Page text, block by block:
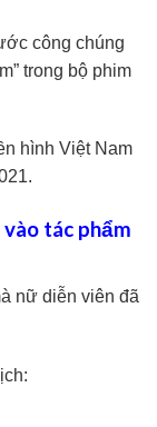
công chúng
trong bộ phim
hình Việt Nam
tác phẩm
nữ diễn viên đã